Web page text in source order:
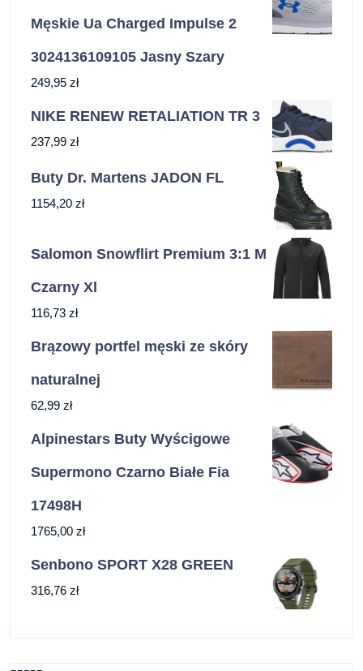
Męskie Ua Charged Impulse 2
3024136109105 Jasny Szary
249,95 zł
NIKE RENEW RETALIATION TR 3
237,99 zł
Buty Dr. Martens JADON FL
1154,20 zł
Salomon Snowflirt Premium 3:1 M
Czarny Xl
116,73 zł
Brązowy portfel męski ze skóry
naturalnej
62,99 zł
Alpinestars Buty Wyścigowe
Supermono Czarno Białe Fia
17498H
1765,00 zł
Senbono SPORT X28 GREEN
316,76 zł